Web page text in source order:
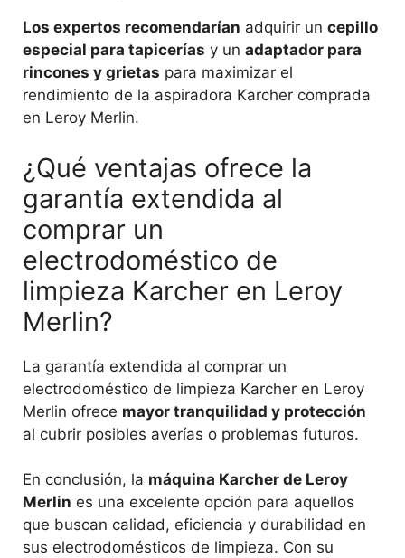
Los expertos recomendarían adquirir un cepillo
especial para tapicerías y un adaptador para
rincones y grietas para maximizar el
rendimiento de la aspiradora Karcher comprada
en Leroy Merlin.
¿Qué ventajas ofrece la
garantía extendida al
comprar un
electrodoméstico de
limpieza Karcher en Leroy
Merlin?
La garantía extendida al comprar un
electrodoméstico de limpieza Karcher en Leroy
Merlin ofrece mayor tranquilidad y protección
al cubrir posibles averías o problemas futuros.
En conclusión, la máquina Karcher de Leroy
Merlin es una excelente opción para aquellos
que buscan calidad, eficiencia y durabilidad en
sus electrodomésticos de limpieza. Con su